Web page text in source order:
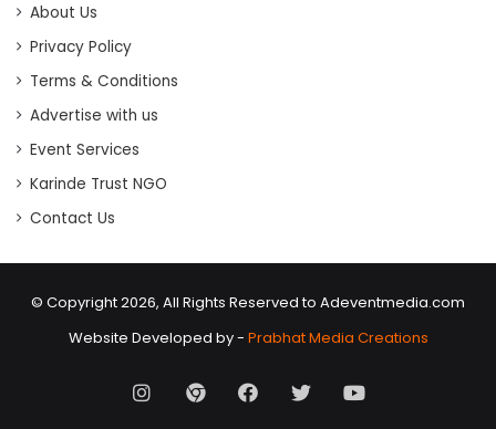
About Us
Privacy Policy
Terms & Conditions
Advertise with us
Event Services
Karinde Trust NGO
Contact Us
© Copyright 2026, All Rights Reserved to Adeventmedia.com
Website Developed by - Prabhat Media Creations
Instagram
AD Facebook
X Youtube